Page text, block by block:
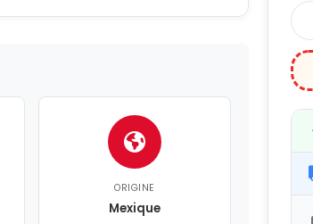
ORIGINE
Mexique